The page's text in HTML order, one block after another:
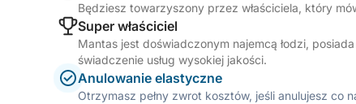
Będziesz towarzyszony przez właściciela, który
Super właściciel
Mantas jest doświadczonym najemcą łodzi,
świadczenie usług wysokiej jakości.
Anulowanie elastyczne
Otrzymasz pełny zwrot kosztów, jeśli anulujesz